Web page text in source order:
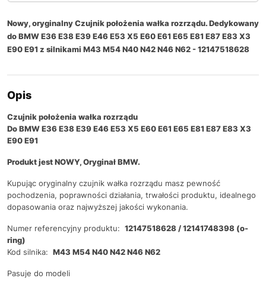
Nowy, oryginalny Czujnik położenia wałka rozrządu. Dedykowany
do BMW E36 E38 E39 E46 E53 X5 E60 E61 E65 E81 E87 E83 X3
E90 E91 z silnikami M43 M54 N40 N42 N46 N62 - 12147518628
Opis
Czujnik położenia wałka rozrządu
Do BMW E36 E38 E39 E46 E53 X5 E60 E61 E65 E81 E87 E83 X3
E90 E91
Produkt jest NOWY, Oryginał BMW.
Kupując oryginalny czujnik wałka rozrządu masz pewność
pochodzenia, poprawności działania, trwałości produktu, idealnego
dopasowania oraz najwyższej jakości wykonania.
Numer referencyjny produktu: 12147518628 / 12141748398 (o-
ring)
Kod silnika: M43 M54 N40 N42 N46 N62
Pasuje do modeli